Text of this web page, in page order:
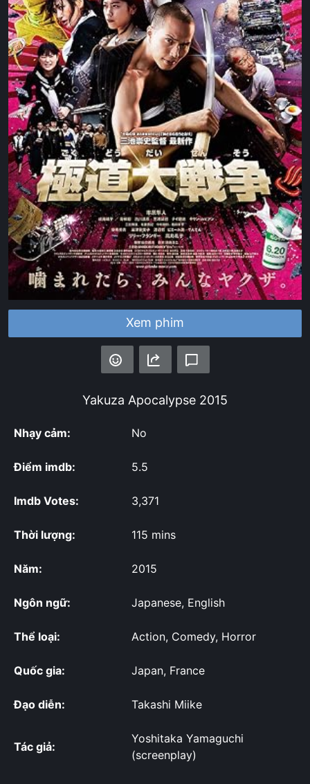
Xem phim
Yakuza Apocalypse 2015
Nhạy cảm: No
Điểm imdb: 5.5
Imdb Votes: 3,371
Thời lượng: 115 mins
Năm: 2015
Ngôn ngữ: Japanese, English
Thể loại: Action, Comedy, Horror
Quốc gia: Japan, France
Đạo diễn: Takashi Miike
Tác giả:
Yoshitaka Yamaguchi
(screenplay)